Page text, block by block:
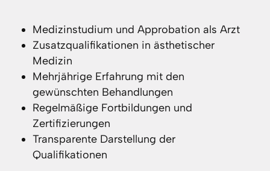
Medizinstudium und Approbation als Arzt
Zusatzqualifikationen in ästhetischer
Medizin
Mehrjährige Erfahrung mit den
gewünschten Behandlungen
Regelmäßige Fortbildungen und
Zertifizierungen
Transparente Darstellung der
Qualifikationen